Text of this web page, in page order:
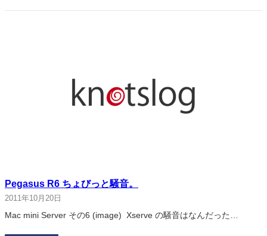
Pegasus R6 ちょびっと騒音。
2011年10月20日
Mac mini Server その6 (image) Xserve の騒音はなんだった…